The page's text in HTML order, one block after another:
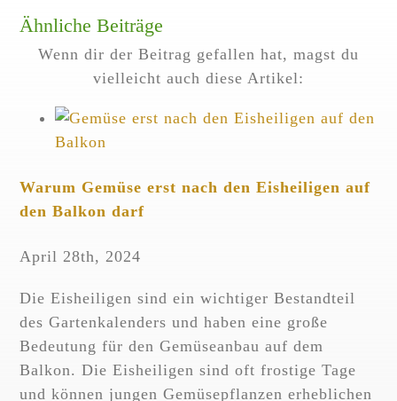
Ähnliche Beiträge
Wenn dir der Beitrag gefallen hat, magst du
vielleicht auch diese Artikel:
Warum Gemüse erst nach den Eisheiligen auf
den Balkon darf
April 28th, 2024
Die Eisheiligen sind ein wichtiger Bestandteil
des Gartenkalenders und haben eine große
Bedeutung für den Gemüseanbau auf dem
Balkon. Die Eisheiligen sind oft frostige Tage
und können jungen Gemüsepflanzen erheblichen